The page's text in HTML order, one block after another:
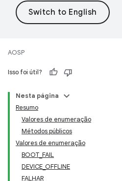
AOSP
Isso foi útil?
Nesta página
Resumo
Valores de enumeração
Métodos públicos
Valores de enumeração
BOOT_FAIL
DEVICE_OFFLINE
FALHAR